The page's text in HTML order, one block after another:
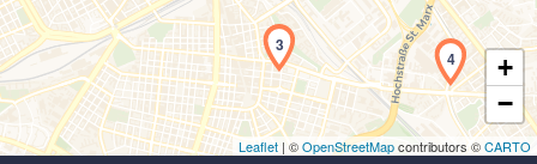
3
4
+
−
Leaflet | ©OpenStreetMapcontributors ©CARTO